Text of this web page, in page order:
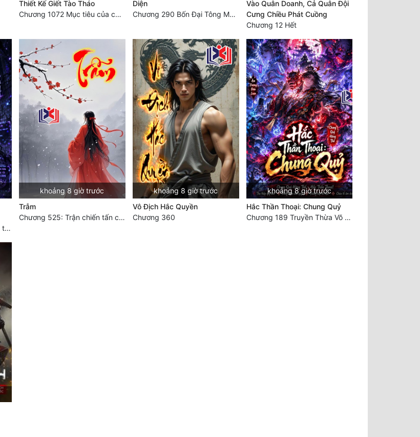
Thiết Kế Giết Tào Tháo
Chương 1072 Mục tiêu của chúng ta là biển sao trời (2/2)
Diện
Chương 290 Bốn Đại Tông Môn Đơn Thuộc Tính Vô Cùng Thê Lương
Vào Quân Doanh, Cả Quân Đội
Cưng Chiều Phát Cuồng
Chương 12 Hết
Chương 1705: Suy nghĩ sinh tồn của Vô Danh Tuyết!
khoảng 8 giờ trước
Trẫm
Chương 525: Trận chiến tấn công phòng thủ Macao (2)
khoảng 8 giờ trước
Vô Địch Hắc Quyền
Chương 360
khoảng 8 giờ trước
Hắc Thần Thoại: Chung Quỷ
Chương 189 Truyền Thừa Võ Gia